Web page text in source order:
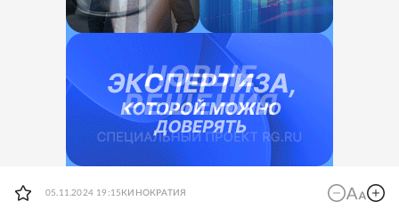
05.11.2024 19:15 КИНОКРАТИЯ